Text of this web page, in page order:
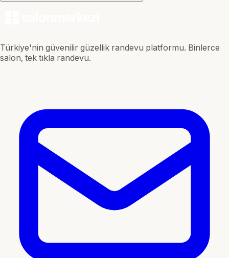
Türkiye'nin güvenilir güzellik randevu platformu. Binlerce
salon, tek tıkla randevu.